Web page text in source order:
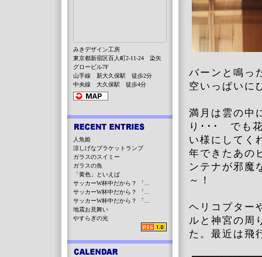
バーンと鳴っ
空いっぱいに
満月は雲の中
り･･･ でも
い様にしてく
年できたあの
ンテナが邪魔
～！
ヘリコプター
ルと神宮の周
た。最近は飛
みきデザイン工房
東京都新宿区百人町2-11-24 染矢
グロービル7F
山手線 新大久保駅 徒歩2分
中央線 大久保駅 徒歩4分
人魚姫
涼しげなブラケットランプ
ガラスのスイミー
ガラスの魚
「黄色」といえば
サッカーW杯中だから？ 「...
サッカーW杯中だから？ 「...
サッカーW杯中だから？ 「...
地震お見舞い
やすらぎの光